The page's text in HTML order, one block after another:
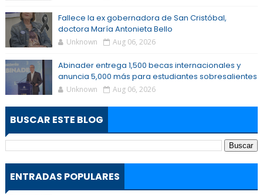
Fallece la ex gobernadora de San Cristóbal,
doctora María Antonieta Bello
Unknown Aug 06, 2026
Abinader entrega 1,500 becas internacionales y
anuncia 5,000 más para estudiantes sobresalientes
Unknown Aug 06, 2026
BUSCAR ESTE BLOG
ENTRADAS POPULARES